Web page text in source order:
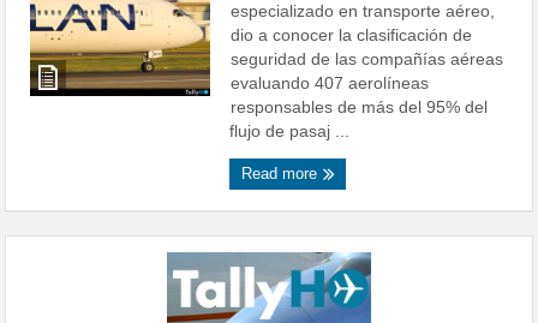
especializado en transporte aéreo,
dio a conocer la clasificación de
seguridad de las compañías aéreas
evaluando 407 aerolíneas
responsables de más del 95% del
flujo de pasaj ...
Read more